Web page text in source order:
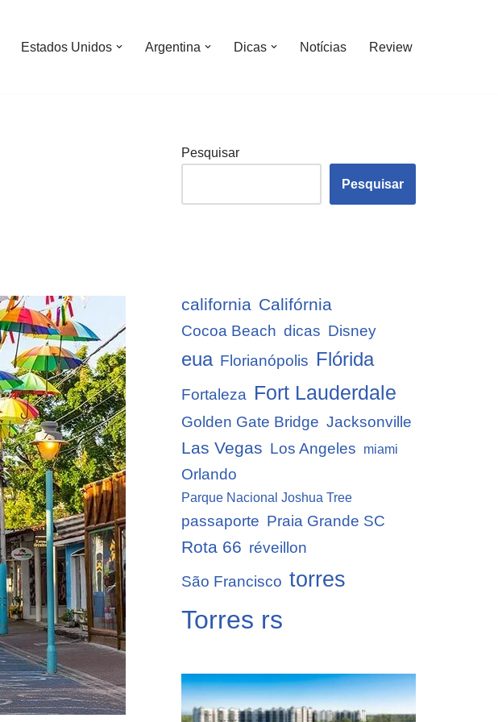
Estados Unidos Argentina Dicas Notícias Review
Pesquisar
Pesquisar
california Califórnia
Cocoa Beach dicas Disney
eua Florianópolis Flórida
Fortaleza Fort Lauderdale
Golden Gate Bridge Jacksonville
Las Vegas Los Angeles miami
Orlando
Parque Nacional Joshua Tree
passaporte Praia Grande SC
Rota 66 réveillon
São Francisco torres
Torres rs